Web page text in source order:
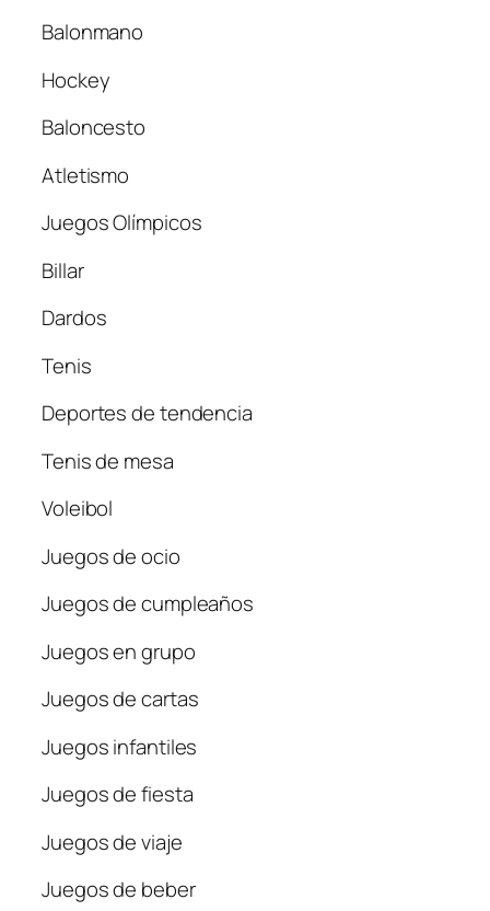
Balonmano
Hockey
Baloncesto
Atletismo
Juegos Olímpicos
Billar
Dardos
Tenis
Deportes de tendencia
Tenis de mesa
Voleibol
Juegos de ocio
Juegos de cumpleaños
Juegos en grupo
Juegos de cartas
Juegos infantiles
Juegos de fiesta
Juegos de viaje
Juegos de beber